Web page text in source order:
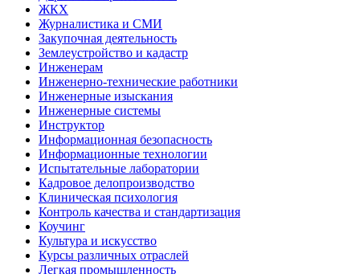
ЖКХ
Журналистика и СМИ
Закупочная деятельность
Землеустройство и кадастр
Инженерам
Инженерно-технические работники
Инженерные изыскания
Инженерные системы
Инструктор
Информационная безопасность
Информационные технологии
Испытательные лаборатории
Кадровое делопроизводство
Клиническая психология
Контроль качества и стандартизация
Коучинг
Культура и искусство
Курсы различных отраслей
Легкая промышленность